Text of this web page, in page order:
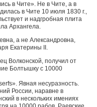
в Чите». Не в Чите, а в
в Чите 10 июля 1830 г.,
и надгробная плита
Архангела.
а не Александровна,
Екатерины
.
Волконской, получил от
Болтышку с 10000
». Явная несуразность.
России, наравне в
в нескольких имениях